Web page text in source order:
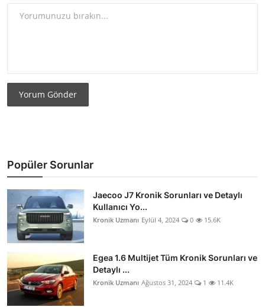
Yorum Gönder
Popüler Sorunlar
Jaecoo J7 Kronik Sorunları ve Detaylı
Kullanıcı Yo...
Kronik Uzmanı Eylül 4, 2024 0 15.6K
Egea 1.6 Multijet Tüm Kronik Sorunları ve
Detaylı ...
Kronik Uzmanı Ağustos 31, 2024 1 11.4K